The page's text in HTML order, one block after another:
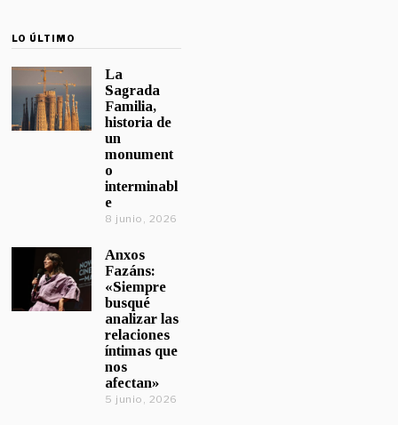
LO ÚLTIMO
La
Sagrada
Familia,
historia de
un
monument
o
interminabl
e
8 junio, 2026
Anxos
Fazáns:
«Siempre
busqué
analizar las
relaciones
íntimas que
nos
afectan»
5 junio, 2026